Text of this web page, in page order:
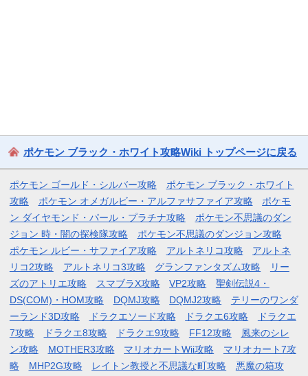
ポケモン ブラック・ホワイト攻略Wiki トップページに戻る
ポケモン ゴールド・シルバー攻略
ポケモン ブラック・ホワイト
攻略
ポケモン オメガルビー・アルファサファイア攻略
ポケモ
ン ダイヤモンド・パール・プラチナ攻略
ポケモン不思議のダン
ジョン 時・闇の探検隊攻略
ポケモン不思議のダンジョン攻略
ポケモン ルビー・サファイア攻略
アルトネリコ攻略
アルトネ
リコ2攻略
アルトネリコ3攻略 グランファンタズム攻略
リー
ズのアトリエ攻略
スマブラX攻略 VP2攻略
聖剣伝説4・
DS(COM)・HOM攻略
DQMJ攻略 DQMJ2攻略
テリーのワンダ
ーランド3D攻略
ドラクエソード攻略 ドラクエ6攻略
ドラクエ
7攻略
ドラクエ8攻略 ドラクエ9攻略 FF12攻略
風来のシレ
ン攻略
MOTHER3攻略 マリオカートWii攻略
マリオカート7攻
略
MHP2G攻略 レイトン教授と不思議な町攻略 悪魔の箱攻